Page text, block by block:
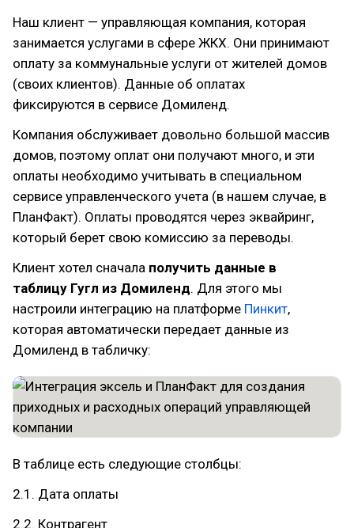
Наш клиент — управляющая компания, которая
занимается услугами в сфере ЖКХ. Они принимают
оплату за коммунальные услуги от жителей домов
(своих клиентов). Данные об оплатах
фиксируются в сервисе Домиленд.
Компания обслуживает довольно большой массив
домов, поэтому оплат они получают много, и эти
оплаты необходимо учитывать в специальном
сервисе управленческого учета (в нашем случае, в
ПланФакт). Оплаты проводятся через эквайринг,
который берет свою комиссию за переводы.
Клиент хотел сначала получить данные в
таблицу Гугл из Домиленд. Для этого мы
настроили интеграцию на платформе Пинкит,
которая автоматически передает данные из
Домиленд в табличку:
В таблице есть следующие столбцы:
2.1. Дата оплаты
2.2. Контрагент